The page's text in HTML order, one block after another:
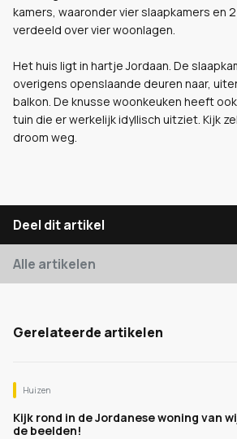
kamers, waaronder vier slaapkamers en
verdeeld over vier woonlagen.
Het huis ligt in hartje Jordaan. De
overigens openslaande deuren naar,
balkon. De knusse woonkeuken heeft
tuin die er werkelijk idyllisch uitziet. Kijk
droom weg.
Deel dit artikel
Alle artikelen
Gerelateerde artikelen
Huizen
Kijk rond in de Jordanese woning van
de beelden!